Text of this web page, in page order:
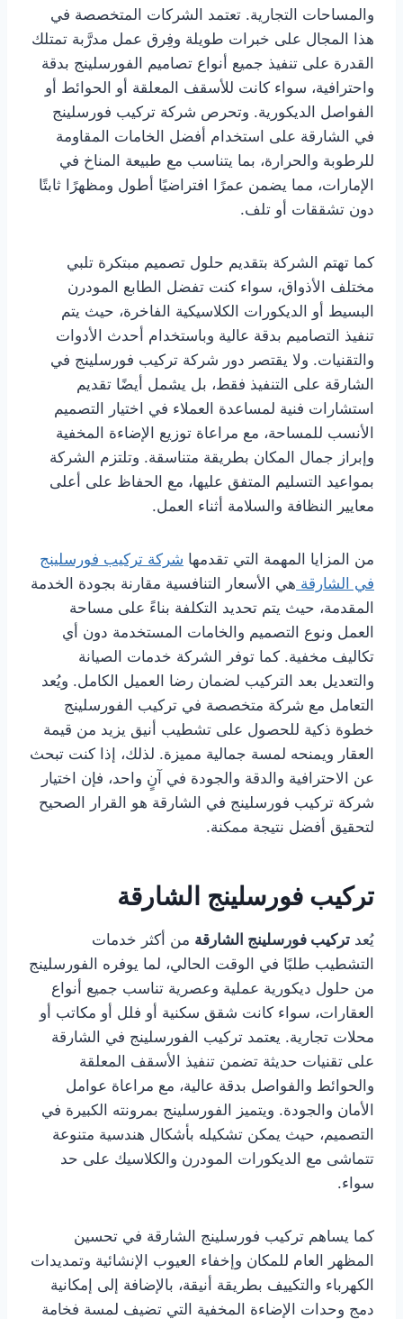
والمساحات التجارية. تعتمد الشركات المتخصصة في
هذا المجال على خبرات طويلة وفِرق عمل مدرَّبة تمتلك
القدرة على تنفيذ جميع أنواع تصاميم الفورسلينج بدقة
واحترافية، سواء كانت للأسقف المعلقة أو الحوائط أو
الفواصل الديكورية. وتحرص شركة تركيب فورسلينج
في الشارقة على استخدام أفضل الخامات المقاومة
للرطوبة والحرارة، بما يتناسب مع طبيعة المناخ في
الإمارات، مما يضمن عمرًا افتراضيًا أطول ومظهرًا ثابتًا
دون تشققات أو تلف.
كما تهتم الشركة بتقديم حلول تصميم مبتكرة تلبي
مختلف الأذواق، سواء كنت تفضل الطابع المودرن
البسيط أو الديكورات الكلاسيكية الفاخرة، حيث يتم
تنفيذ التصاميم بدقة عالية وباستخدام أحدث الأدوات
والتقنيات. ولا يقتصر دور شركة تركيب فورسلينج في
الشارقة على التنفيذ فقط، بل يشمل أيضًا تقديم
استشارات فنية لمساعدة العملاء في اختيار التصميم
الأنسب للمساحة، مع مراعاة توزيع الإضاءة المخفية
وإبراز جمال المكان بطريقة متناسقة. وتلتزم الشركة
بمواعيد التسليم المتفق عليها، مع الحفاظ على أعلى
معايير النظافة والسلامة أثناء العمل.
من المزايا المهمة التي تقدمها شركة تركيب فورسلينج
في الشارقة هي الأسعار التنافسية مقارنة بجودة الخدمة
المقدمة، حيث يتم تحديد التكلفة بناءً على مساحة
العمل ونوع التصميم والخامات المستخدمة دون أي
تكاليف مخفية. كما توفر الشركة خدمات الصيانة
والتعديل بعد التركيب لضمان رضا العميل الكامل. ويُعد
التعامل مع شركة متخصصة في تركيب الفورسلينج
خطوة ذكية للحصول على تشطيب أنيق يزيد من قيمة
العقار ويمنحه لمسة جمالية مميزة. لذلك، إذا كنت تبحث
عن الاحترافية والدقة والجودة في آنٍ واحد، فإن اختيار
شركة تركيب فورسلينج في الشارقة هو القرار الصحيح
لتحقيق أفضل نتيجة ممكنة.
تركيب فورسلينج الشارقة
يُعد تركيب فورسلينج الشارقة من أكثر خدمات
التشطيب طلبًا في الوقت الحالي، لما يوفره الفورسلينج
من حلول ديكورية عملية وعصرية تناسب جميع أنواع
العقارات، سواء كانت شقق سكنية أو فلل أو مكاتب أو
محلات تجارية. يعتمد تركيب الفورسلينج في الشارقة
على تقنيات حديثة تضمن تنفيذ الأسقف المعلقة
والحوائط والفواصل بدقة عالية، مع مراعاة عوامل
الأمان والجودة. ويتميز الفورسلينج بمرونته الكبيرة في
التصميم، حيث يمكن تشكيله بأشكال هندسية متنوعة
تتماشى مع الديكورات المودرن والكلاسيك على حد
سواء.
كما يساهم تركيب فورسلينج الشارقة في تحسين
المظهر العام للمكان وإخفاء العيوب الإنشائية وتمديدات
الكهرباء والتكييف بطريقة أنيقة، بالإضافة إلى إمكانية
دمج وحدات الإضاءة المخفية التي تضيف لمسة فخامة